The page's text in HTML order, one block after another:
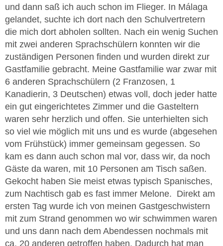
und dann saß ich auch schon im Flieger. In Málaga
gelandet, suchte ich dort nach den Schulvertretern
die mich dort abholen sollten. Nach ein wenig Suchen
mit zwei anderen Sprachschülern konnten wir die
zuständigen Personen finden und wurden direkt zur
Gastfamilie gebracht. Meine Gastfamilie war zwar mit
6 anderen Sprachschülern (2 Franzosen, 1
Kanadierin, 3 Deutschen) etwas voll, doch jeder hatte
ein gut eingerichtetes Zimmer und die Gasteltern
waren sehr herzlich und offen. Sie unterhielten sich
so viel wie möglich mit uns und es wurde (abgesehen
vom Frühstück) immer gemeinsam gegessen. So
kam es dann auch schon mal vor, dass wir, da noch
Gäste da waren, mit 10 Personen am Tisch saßen.
Gekocht haben Sie meist etwas typisch Spanisches,
zum Nachtisch gab es fast immer Melone. Direkt am
ersten Tag wurde ich von meinen Gastgeschwistern
mit zum Strand genommen wo wir schwimmen waren
und uns dann nach dem Abendessen nochmals mit
ca. 20 anderen getroffen haben. Dadurch hat man